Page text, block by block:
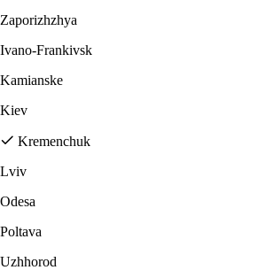
Zaporizhzhya
Ivano-Frankivsk
Kamianske
Kiev
Kremenchuk
Lviv
Odesa
Poltava
Uzhhorod